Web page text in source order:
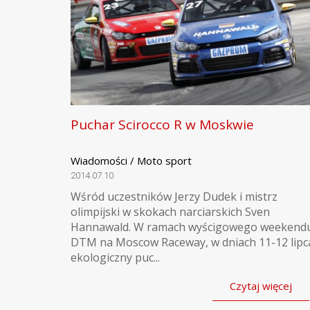
Puchar Scirocco R w Moskwie
Wiadomości / Moto sport
2014.07.10
Wśród uczestników Jerzy Dudek i mistrz
olimpijski w skokach narciarskich Sven
Hannawald. W ramach wyścigowego
DTM na Moscow Raceway, w dniach 11-12
ekologiczny puc...
Czytaj więcej